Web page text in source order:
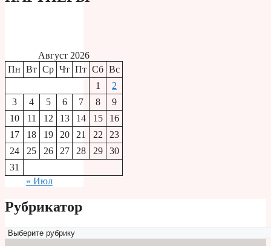
Август 2026
Пн Вт Ср Чт Пт Сб Вс
1
2
3
4 5 6 7 8
9
10
11 12 13 14 15
16
17
18 19 20 21 22
23
24
25 26 27 28 29
30
31
« Июл
Рубрикатор
Рубрикатор